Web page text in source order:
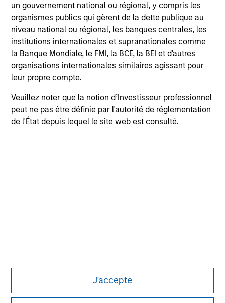
un gouvernement national ou régional, y compris les
organismes publics qui gèrent de la dette publique au
niveau national ou régional, les banques centrales, les
institutions internationales et supranationales comme
la Banque Mondiale, le FMI, la BCE, la BEI et d'autres
organisations internationales similaires agissant pour
leur propre compte.
Veuillez noter que la notion d’Investisseur professionnel
peut ne pas être définie par l'autorité de réglementation
de l'État depuis lequel le site web est consulté.
J'accepte
View More
The Author